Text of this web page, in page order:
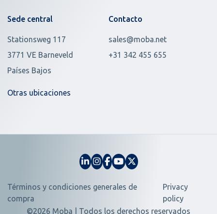
Sede central
Stationsweg 117
3771 VE Barneveld
Países Bajos
Otras ubicaciones
Contacto
sales@moba.net
+31 342 455 655
Términos y condiciones generales de
compra
Privacy
policy
©2026 Moba | Todos los derechos reservados